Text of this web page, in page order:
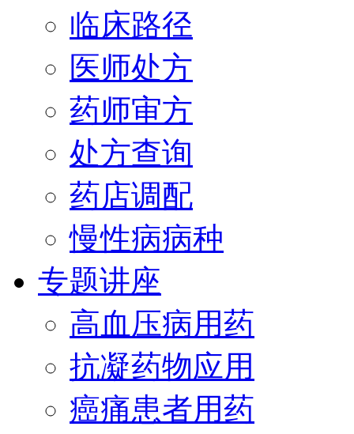
临床路径
医师处方
药师审方
处方查询
药店调配
慢性病病种
专题讲座
高血压病用药
抗凝药物应用
癌痛患者用药